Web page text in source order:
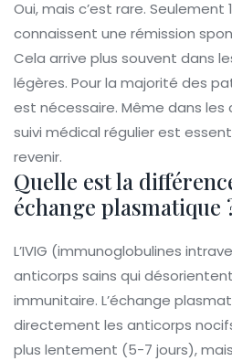
Oui, mais c’est rare. Seulement
connaissent une rémission
Cela arrive plus souvent dans
légères. Pour la majorité des
est nécessaire. Même dans les
suivi médical régulier est
revenir.
Quelle est la
échange plasmatique
L’IVIG (immunoglobulines
anticorps sains qui
immunitaire. L’échange
directement les anticorps nocifs
plus lentement (5-7 jours), mais